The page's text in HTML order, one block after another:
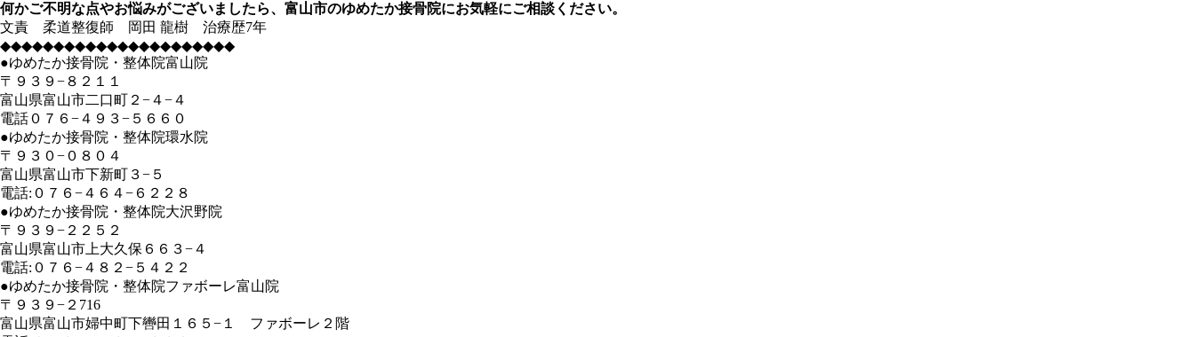
何かご不明な点やお悩みがございましたら、富山市のゆめたか接骨院にお気軽にご相談ください。
文責 柔道整復師 岡田 龍樹 治療歴7年
◆◆◆◆◆◆◆◆◆◆◆◆◆◆◆◆◆◆◆◆◆◆
●ゆめたか接骨院・整体院富山院
〒９３９−８２１１
富山県富山市二口町２−４−４
電話０７６−４９３−５６６０
●ゆめたか接骨院・整体院環水院
〒９３０−０８０４
富山県富山市下新町３−５
電話:０７６−４６４−６２２８
●ゆめたか接骨院・整体院大沢野院
〒９３９−２２５２
富山県富山市上大久保６６３−４
電話:０７６−４８２−５４２２
●ゆめたか接骨院・整体院ファボーレ富山院
〒９３９−２716
富山県富山市婦中町下轡田１６５−１ ファボーレ２階